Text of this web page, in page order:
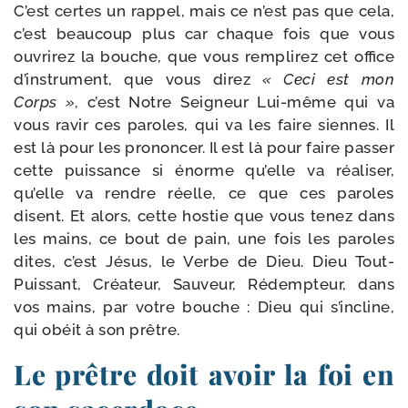
C’est certes un rap­pel, mais ce n’est pas que cela,
c’est beau­coup plus car chaque fois que vous
ouvri­rez la bouche, que vous rem­pli­rez cet office
d’ins­tru­ment, que vous direz « Ceci est mon
Corps », c’est Notre Seigneur Lui-​même qui va
vous ravir ces paroles, qui va les faire siennes. Il
est là pour les pro­non­cer. Il est là pour faire pas­ser
cette puis­sance si énorme qu’elle va réa­li­ser,
qu’elle va rendre réelle, ce que ces paroles
disent. Et alors, cette hos­tie que vous tenez dans
les mains, ce bout de pain, une fois les paroles
dites, c’est Jésus, le Verbe de Dieu. Dieu Tout-​
Puissant, Créateur, Sauveur, Rédempteur, dans
vos mains, par votre bouche : Dieu qui s’in­cline,
qui obéit à son prêtre.
Le prêtre doit avoir la foi en